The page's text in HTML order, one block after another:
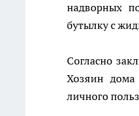
надворных
бутылку с
Согласно
Хозяин дома
личного